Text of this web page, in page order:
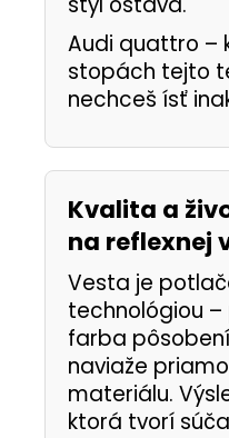
Audi quattro –
stopách tejto
nechceš ísť
Kvalita a
na reflexnej
Vesta je
technológiou
farba
naviaže
materiálu.
ktorá tvorí